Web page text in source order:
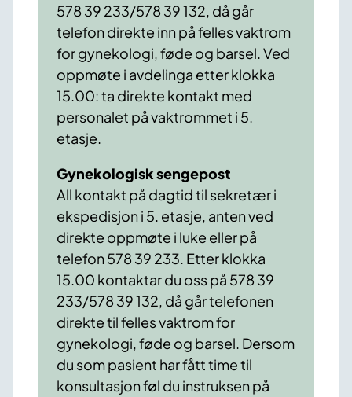
578 39 233/578 39 132, då går
telefon direkte inn på felles vaktrom
for gynekologi, føde og barsel. Ved
oppmøte i avdelinga etter klokka
15.00: ta direkte kontakt med
personalet på vaktrommet i 5.
etasje.
Gynekologisk sengepost
All kontakt på dagtid til sekretær i
ekspedisjon i 5. etasje, anten ved
direkte oppmøte i luke eller på
telefon 578 39 233. Etter klokka
15.00 kontaktar du oss på 578 39
233/578 39 132, då går telefonen
direkte til felles vaktrom for
gynekologi, føde og barsel. Dersom
du som pasient har fått time til
konsultasjon føl du instruksen på